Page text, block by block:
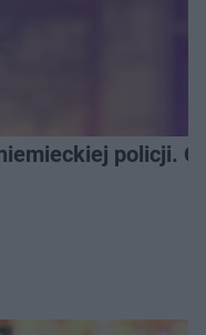
policji.